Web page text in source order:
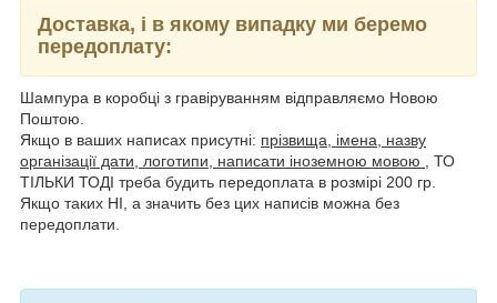
Доставка, і в якому випадку ми беремо
передоплату:
Шампура в коробці з гравіруванням відправляємо Новою
Поштою.
Якщо в ваших написах присутні: прізвища, імена, назву
організації дати, логотипи, написати іноземною мовою
, ТО
ТІЛЬКИ ТОДІ треба будить передоплата в розмірі 200 гр.
Якщо таких НІ, а значить без цих написів можна без
передоплати.